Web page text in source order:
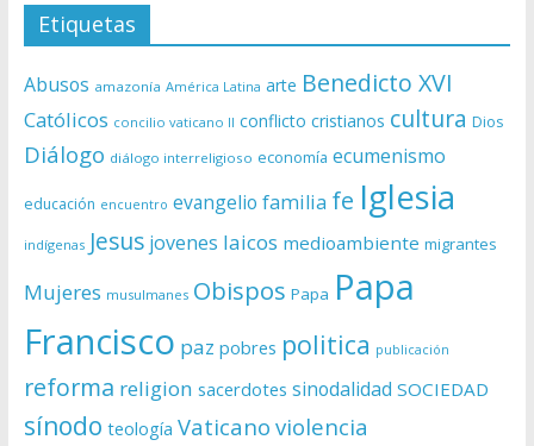
Etiquetas
Abusos amazonía América Latina arte Benedicto XVI
Católicos concilio vaticano II conflicto cristianos cultura Dios
Diálogo diálogo interreligioso economía ecumenismo
educación encuentro evangelio familia fe Iglesia
indígenas Jesus jovenes laicos medioambiente migrantes
Mujeres musulmanes Obispos Papa Papa
Francisco paz pobres politica publicación
reforma religion sacerdotes sinodalidad SOCIEDAD
sínodo teología Vaticano violencia